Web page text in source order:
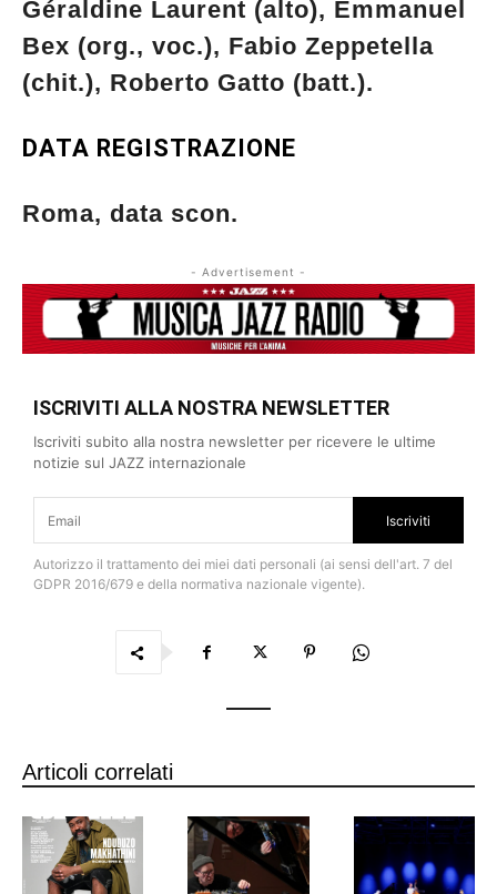
Géraldine Laurent (alto), Emmanuel
Bex (org., voc.), Fabio Zeppetella
(chit.), Roberto Gatto (batt.).
DATA REGISTRAZIONE
Roma, data scon.
- Advertisement -
ISCRIVITI ALLA NOSTRA NEWSLETTER
Iscriviti subito alla nostra newsletter per ricevere le ultime
notizie sul JAZZ internazionale
Iscriviti
Autorizzo il trattamento dei miei dati personali (ai sensi dell'art. 7 del
GDPR 2016/679 e della normativa nazionale vigente).
Articoli correlati